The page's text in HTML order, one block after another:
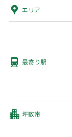
エリア
最寄り駅
坪数帯